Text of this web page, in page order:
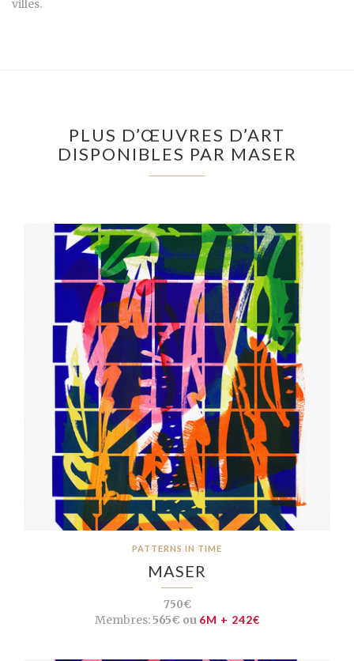
villes.
PLUS D’ŒUVRES D’ART
DISPONIBLES PAR MASER
PATTERNS IN TIME
MASER
750€
Membres:565€ ou 6M + 242€